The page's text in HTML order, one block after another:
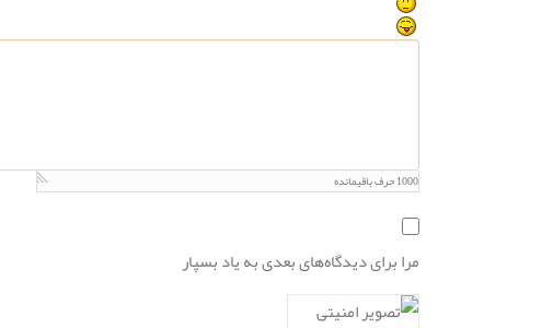
1000حرف باقیمانده
مرا برای دیدگاه‌های بعدی به یاد بسپار